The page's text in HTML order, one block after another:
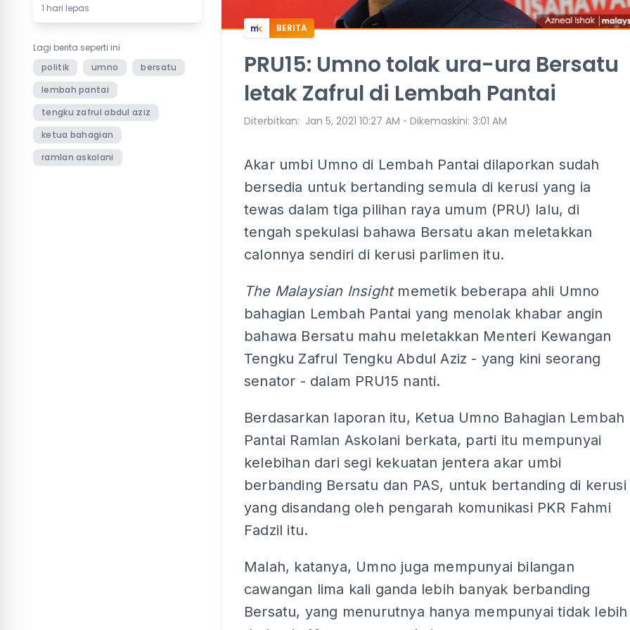
1 hari lepas
Lagi berita seperti ini
politik
umno
bersatu
lembah pantai
tengku zafrul abdul aziz
ketua bahagian
ramlan askolani
BERITA
PRU15: Umno tolak ura-ura Bersatu
letak Zafrul di Lembah Pantai
Diterbitkan: Jan 5, 2021 10:27 AM ⋅ Dikemaskini: 3:01 AM
Akar umbi Umno di Lembah Pantai dilaporkan sudah
bersedia untuk bertanding semula di kerusi yang ia
tewas dalam tiga pilihan raya umum (PRU) lalu, di
tengah spekulasi bahawa Bersatu akan meletakkan
calonnya sendiri di kerusi parlimen itu.
The Malaysian Insight memetik beberapa ahli Umno
bahagian Lembah Pantai yang menolak khabar angin
bahawa Bersatu mahu meletakkan Menteri Kewangan
Tengku Zafrul Tengku Abdul Aziz - yang kini seorang
senator - dalam PRU15 nanti.
Berdasarkan laporan itu, Ketua Umno Bahagian Lembah
Pantai Ramlan Askolani berkata, parti itu mempunyai
kelebihan dari segi kekuatan jentera akar umbi
berbanding Bersatu dan PAS, untuk bertanding di kerusi
yang disandang oleh pengarah komunikasi PKR Fahmi
Fadzil itu.
Malah, katanya, Umno juga mempunyai bilangan
cawangan lima kali ganda lebih banyak berbanding
Bersatu, yang menurutnya hanya mempunyai tidak lebih